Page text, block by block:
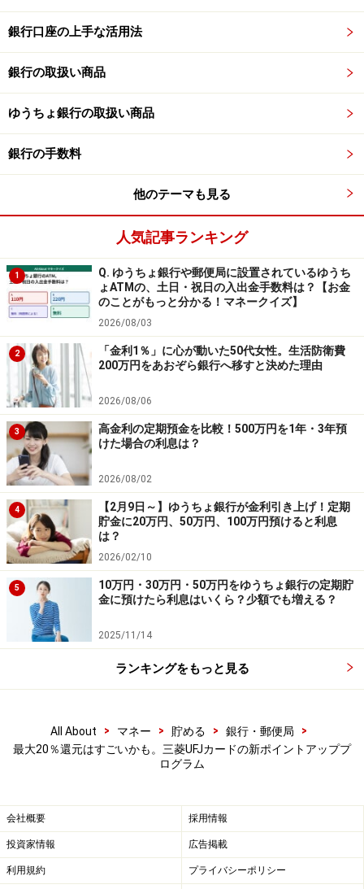
※1：対象店舗は、カード国際ブランドによって一部異な
ポイントが“貯まる”だけでなく“使える”へ
ポイントプログラムと同時に登場したのが「グローバル
ポイント Wallet」です。これは、三菱UFJカードなどで
えるスマホ決済アプリです。
三菱UFJフィナンシャル・グループ新ブランド「エムット」
発表記者会見の様子 ※All About編集部撮影
1ポイント＝5円でチャージでき、
ポイントをそのまま支払いに充てられるのが魅力。コン
ビニやカフェのレジで、スマホをかざすだけでポイント
払いが完了します。
これまで「貯めたポイントをどう使えばいいか分からな
い」「気付いたら失効していた」といった人も多かった
かもしれませんが、こうした“使いにくさ”を解消してく
れるのがこのアプリというわけです。
※2：Apple Payに設定する場合は、QUICPay+（クイック
ペイプラス）加盟店でも利用可
つながる仕組みで、キャッシュレス生活を
よりおトクに
MUFGは、銀行・カード・証券を横断してサービスをつ
今回始まった三菱UFJカードの「ポイントアッププログ
わせれば、日常の買い物がもっとおトクで便利になりそ
うです。
支払いのたびに、「ちょっとうれしい」「気軽に使え
銀行口座の上手な活用法
銀行の取扱い商品
ゆうちょ銀行の取扱い商品
銀行の手数料
他のテーマも見る
人気記事ランキング
1
Q. ゆうちょ銀行や郵便局に設置されているゆうち
ょATMの、土日・祝日の入出金手数料は？【お金
のことがもっと分かる！マネークイズ】
2026/08/03
2
「金利1％」に心が動いた50代女性。生活防衛費
200万円をあおぞら銀行へ移すと決めた理由
2026/08/06
3
高金利の定期預金を比較！500万円を1年・3年預
けた場合の利息は？
2026/08/02
4
【2月9日～】ゆうちょ銀行が金利引き上げ！定期
貯金に20万円、50万円、100万円預けると利息
は？
2026/02/10
5
10万円・30万円・50万円をゆうちょ銀行の定期貯
金に預けたら利息はいくら？少額でも増える？
2025/11/14
ランキングをもっと見る
All About > マネー > 貯める > 銀行・郵便局
>
最大20％還元はすごいかも。三菱UFJカードの新ポイントアッププ
ログラム
会社概要 採用情報
投資家情報 広告掲載
利用規約 プライバシーポリシー